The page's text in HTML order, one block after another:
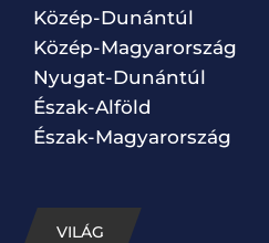
Közép-Dunántúl
Közép-Magyarország
Nyugat-Dunántúl
Észak-Alföld
Észak-Magyarország
VILÁG